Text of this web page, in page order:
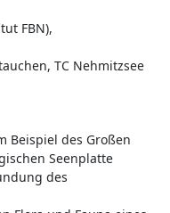
FBN),
TC Nehmitzsee
Beispiel des Großen
Seenplatte
des